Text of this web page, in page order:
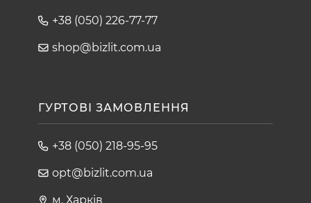
+38 (050) 226-77-77
shop@bizlit.com.ua
ГУРТОВІ ЗАМОВЛЕННЯ
+38 (050) 218-95-95
opt@bizlit.com.ua
м. Харків